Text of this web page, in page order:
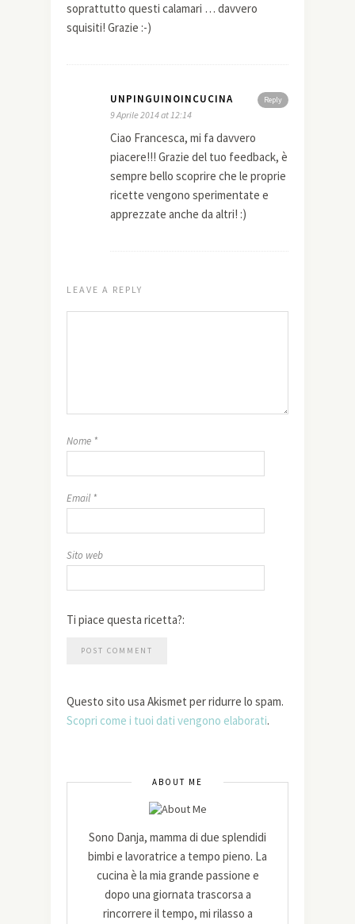
soprattutto questi calamari … davvero
squisiti! Grazie :-)
Reply
UNPINGUINOINCUCINA
9 Aprile 2014 at 12:14
Ciao Francesca, mi fa davvero
piacere!!! Grazie del tuo feedback, è
sempre bello scoprire che le proprie
ricette vengono sperimentate e
apprezzate anche da altri! :)
LEAVE A REPLY
Nome *
Email *
Sito web
Ti piace questa ricetta?:
Questo sito usa Akismet per ridurre lo spam.
Scopri come i tuoi dati vengono elaborati.
ABOUT ME
Sono Danja, mamma di due splendidi
bimbi e lavoratrice a tempo pieno. La
cucina è la mia grande passione e
dopo una giornata trascorsa a
rincorrere il tempo, mi rilasso a